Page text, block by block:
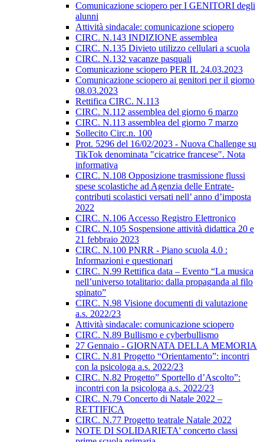
Comunicazione sciopero per I GENITORI degli
alunni
Attività sindacale: comunicazione sciopero
CIRC. N.143 INDIZIONE assemblea
CIRC. N.135 Divieto utilizzo cellulari a scuola
CIRC. N.132 vacanze pasquali
Comunicazione sciopero PER IL 24.03.2023
Comunicazione sciopero ai genitori per il giorno
08.03.2023
Rettifica CIRC. N.113
CIRC. N.112 assemblea del giorno 6 marzo
CIRC. N.113 assemblea del giorno 7 marzo
Sollecito Circ.n. 100
Prot. 5296 del 16/02/2023 - Nuova Challenge su
TikTok denominata "cicatrice francese". Nota
informativa
CIRC. N.108 Opposizione trasmissione flussi
spese scolastiche ad Agenzia delle Entrate-
contributi scolastici versati nell’ anno d’imposta
2022
CIRC. N.106 Accesso Registro Elettronico
CIRC. N.105 Sospensione attività didattica 20 e
21 febbraio 2023
CIRC. N.100 PNRR - Piano scuola 4.0 :
Informazioni e questionari
CIRC. N.99 Rettifica data – Evento “La musica
nell’universo totalitario: dalla propaganda al filo
spinato”
CIRC. N.98 Visione documenti di valutazione
a.s. 2022/23
Attività sindacale: comunicazione sciopero
CIRC. N.89 Bullismo e cyberbullismo
27 Gennaio - GIORNATA DELLA MEMORIA
CIRC. N.81 Progetto “Orientamento”: incontri
con la psicologa a.s. 2022/23
CIRC. N.82 Progetto” Sportello d’Ascolto”:
incontri con la psicologa a.s. 2022/23
CIRC. N.79 Concerto di Natale 2022 –
RETTIFICA
CIRC. N.77 Progetto teatrale Natale 2022
NOTE DI SOLIDARIETA' concerto classi